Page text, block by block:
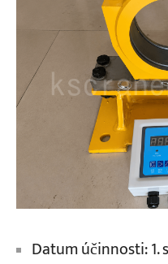
Datum účinnosti: 1.